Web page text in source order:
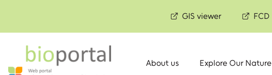
GIS viewer FCD
About us Explore Our Nature